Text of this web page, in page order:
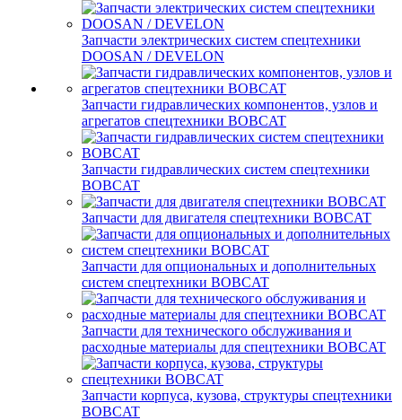
Запчасти электрических систем спецтехники
DOOSAN / DEVELON
Запчасти гидравлических компонентов, узлов и
агрегатов спецтехники BOBCAT
Запчасти гидравлических систем спецтехники
BOBCAT
Запчасти для двигателя спецтехники BOBCAT
Запчасти для опциональных и дополнительных
систем спецтехники BOBCAT
Запчасти для технического обслуживания и
расходные материалы для спецтехники BOBCAT
Запчасти корпуса, кузова, структуры спецтехники
BOBCAT